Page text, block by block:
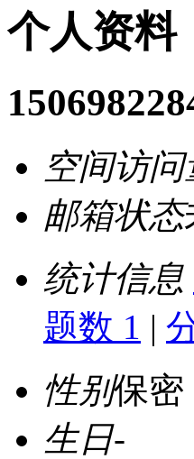
个人资料
空间访问
邮箱状态
统计信息
题数 1 |
性别保密
生日-